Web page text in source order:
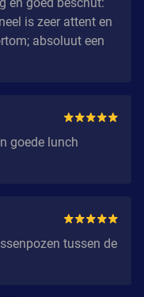
is zeer attent en
absoluut een
goede lunch
tussen de